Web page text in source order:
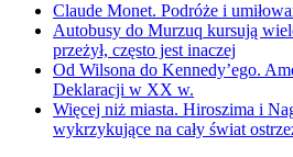
Claude Monet. Podróże i
Autobusy do Murzuq kursują
przeżył, często jest inaczej
Od Wilsona do Kennedy’ego.
Deklaracji w XX w.
Więcej niż miasta. Hiroszima i
wykrzykujące na cały świat